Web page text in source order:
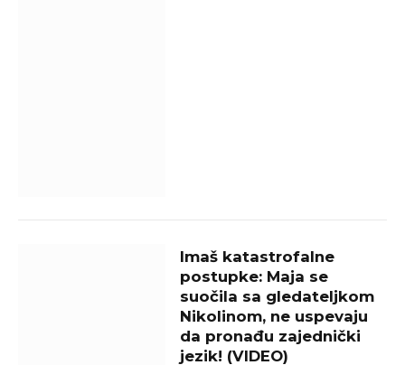
Imaš katastrofalne
postupke: Maja se
suočila sa gledateljkom
Nikolinom, ne uspevaju
da pronađu zajednički
jezik! (VIDEO)